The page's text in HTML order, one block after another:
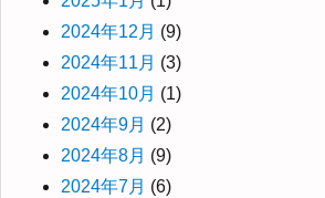
2024年12月 (9)
2024年11月 (3)
2024年10月 (1)
2024年9月 (2)
2024年8月 (9)
2024年7月 (6)